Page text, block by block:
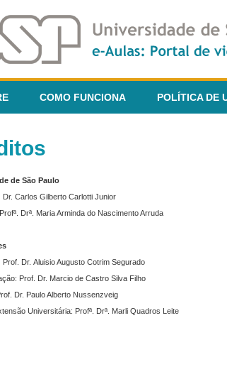
COMO FUNCIONA POLÍTICA DE
de São Paulo
Dr. Carlos Gilberto Carlotti Junior
Drª. Maria Arminda do Nascimento Arruda
Dr. Aluisio Augusto Cotrim Segurado
Prof. Dr. Marcio de Castro Silva Filho
Dr. Paulo Alberto Nussenzveig
Universitária: Profª. Drª. Marli Quadros Leite